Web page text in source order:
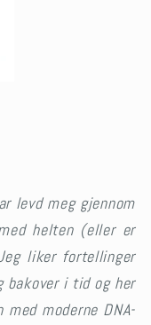
levd meg gjennom
helten (eller er
liker fortellinger
bakover i tid og her
moderne DNA-